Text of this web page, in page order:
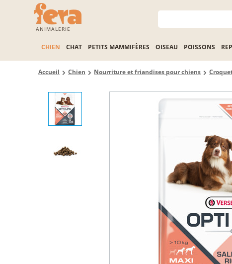
ANIMALERIE
CHIEN CHAT PETITS MAMMIFÈRES OISEAU POISSONS
Accueil Chien Nourriture et friandises pour chiens